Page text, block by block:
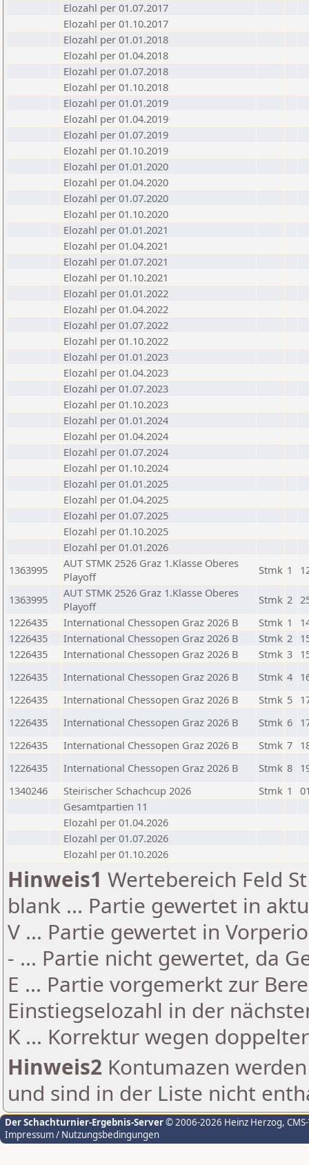
Elozahl per 01.07.2017
Elozahl per 01.10.2017
Elozahl per 01.01.2018
Elozahl per 01.04.2018
Elozahl per 01.07.2018
Elozahl per 01.10.2018
Elozahl per 01.01.2019
Elozahl per 01.04.2019
Elozahl per 01.07.2019
Elozahl per 01.10.2019
Elozahl per 01.01.2020
Elozahl per 01.04.2020
Elozahl per 01.07.2020
Elozahl per 01.10.2020
Elozahl per 01.01.2021
Elozahl per 01.04.2021
Elozahl per 01.07.2021
Elozahl per 01.10.2021
Elozahl per 01.01.2022
Elozahl per 01.04.2022
Elozahl per 01.07.2022
Elozahl per 01.10.2022
Elozahl per 01.01.2023
Elozahl per 01.04.2023
Elozahl per 01.07.2023
Elozahl per 01.10.2023
Elozahl per 01.01.2024
Elozahl per 01.04.2024
Elozahl per 01.07.2024
Elozahl per 01.10.2024
Elozahl per 01.01.2025
Elozahl per 01.04.2025
Elozahl per 01.07.2025
Elozahl per 01.10.2025
Elozahl per 01.01.2026
1363995
AUT STMK 2526 Graz 1.Klasse Oberes
Playoff
Stmk 1
1363995
AUT STMK 2526 Graz 1.Klasse Oberes
Playoff
Stmk 2
1226435
International Chessopen Graz 2026 B Stmk 1
1226435
International Chessopen Graz 2026 B Stmk 2
1226435
International Chessopen Graz 2026 B Stmk 3
1226435
International Chessopen Graz 2026 B Stmk 4
1226435
International Chessopen Graz 2026 B Stmk 5
1226435
International Chessopen Graz 2026 B Stmk 6
1226435
International Chessopen Graz 2026 B Stmk 7
1226435
International Chessopen Graz 2026 B Stmk 8
1340246
Steirischer Schachcup 2026 Stmk 1
Gesamtpartien 11
Elozahl per 01.04.2026
Elozahl per 01.07.2026
Elozahl per 01.10.2026
Hinweis1 Wertebereich Feld
blank ... Partie gewertet in
V ... Partie gewertet in
- ... Partie nicht gewertet, da
E ... Partie vorgemerkt zur
Einstiegselozahl in der
K ... Korrektur wegen
Hinweis2 Kontumazen
und sind in der Liste nicht
Der Schachturnier-Ergebnis-Server© 2006-2026 Heinz Herzog,
Impressum / Nutzungsbedingungen